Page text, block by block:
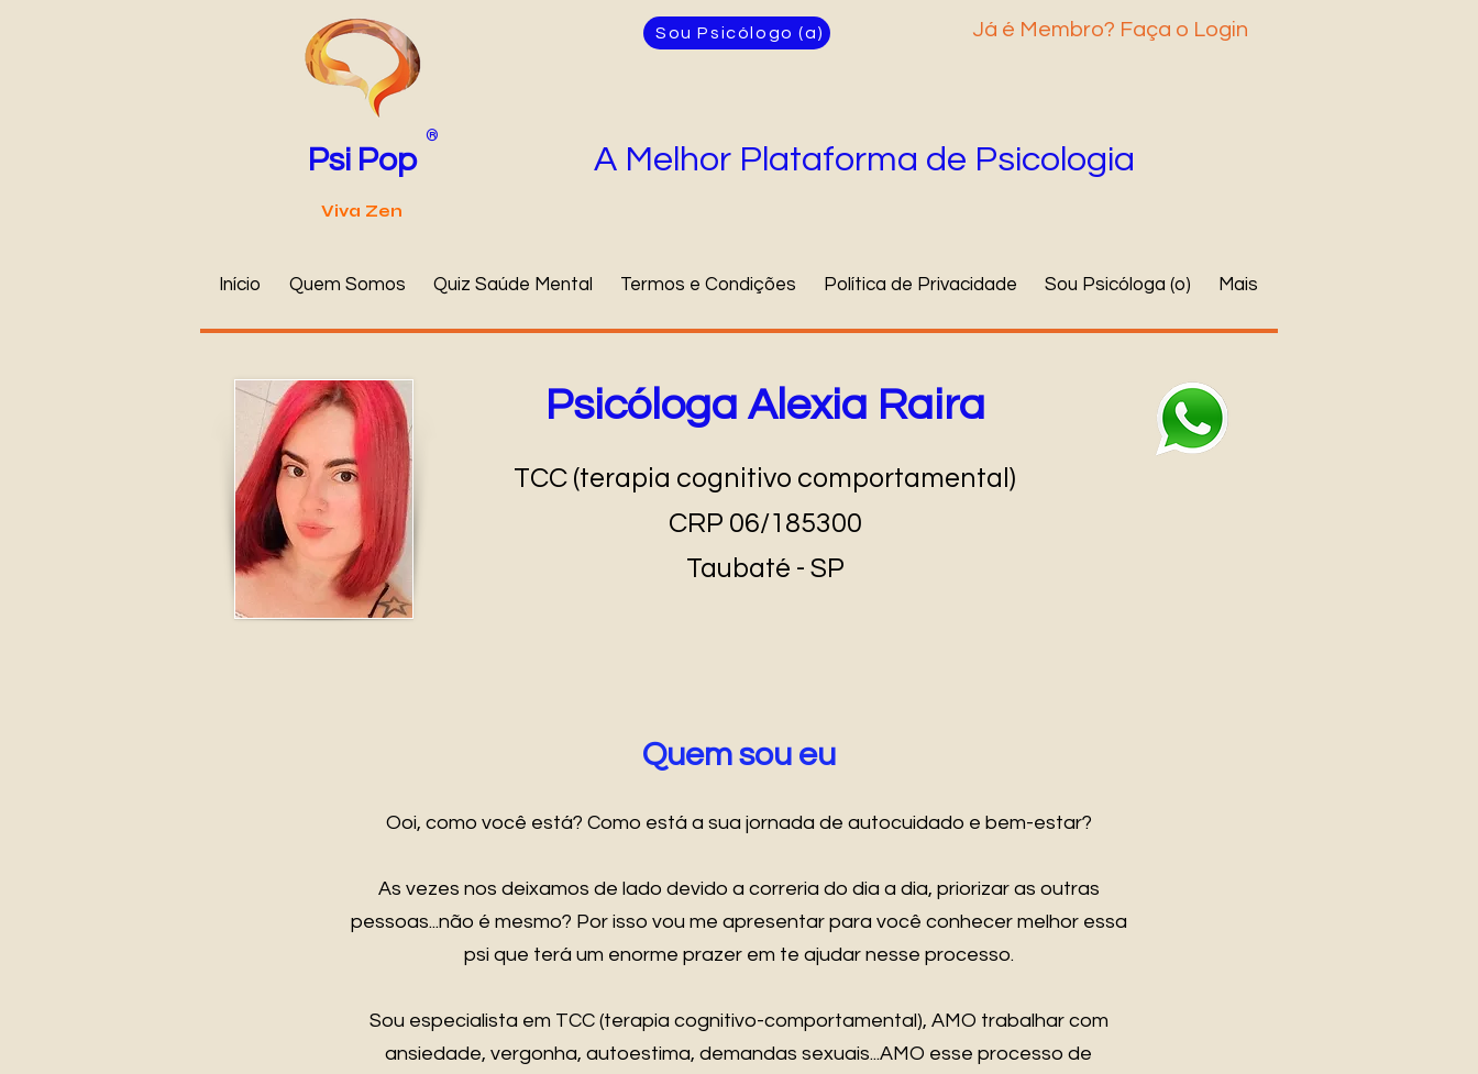
Psi Pop
®
Viva Zen
Sou Psicólogo (a) Já é Membro? Faça o Login
A Melhor Plataforma de Psicologia
Início Quem Somos Quiz Saúde Mental Termos e Condições Política de Privacidade Sou Psicóloga (o) Mais
Psicóloga Alexia Raira
CRP 06/185300
Taubaté - SP
TCC (terapia cognitivo comportamental)
Quem sou eu
Ooi, como você está? Como está a sua jornada de autocuidado e bem-estar?
As vezes nos deixamos de lado devido a correria do dia a dia, priorizar as outras
pessoas...não é mesmo? Por isso vou me apresentar para você conhecer melhor essa
psi que terá um enorme prazer em te ajudar nesse processo.
Sou especialista em TCC (terapia cognitivo-comportamental), AMO trabalhar com
ansiedade, vergonha, autoestima, demandas sexuais...AMO esse processo de